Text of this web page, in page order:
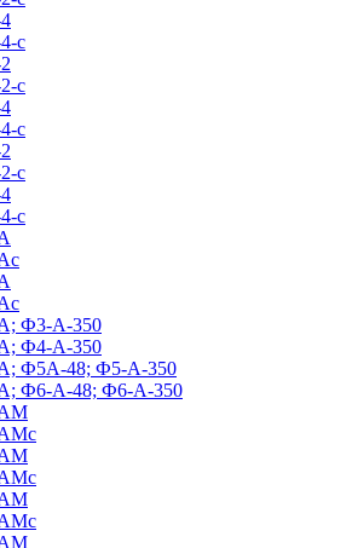
с
с
с
с
с
Ф3-А-350
Ф4-А-350
Ф5А-48; Ф5-А-350
Ф6-А-48; Ф6-А-350